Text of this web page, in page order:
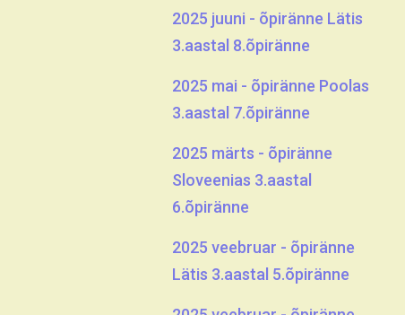
2025 juuni - õpiränne Lätis
3.aastal 8.õpiränne
2025 mai - õpiränne Poolas
3.aastal 7.õpiränne
2025 märts - õpiränne
Sloveenias 3.aastal
6.õpiränne
2025 veebruar - õpiränne
Lätis 3.aastal 5.õpiränne